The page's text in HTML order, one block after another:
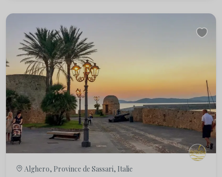
Alghero, Province de Sassari, Italie